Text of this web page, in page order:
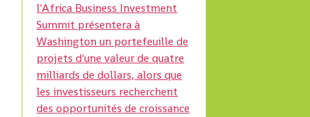
l'Africa Business Investment
Summit présentera à
Washington un portefeuille de
projets d'une valeur de quatre
milliards de dollars, alors que
les investisseurs recherchent
des opportunités de croissance